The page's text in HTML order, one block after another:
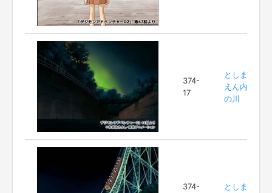
374-
17
としま
えん内
の川
374-
としま